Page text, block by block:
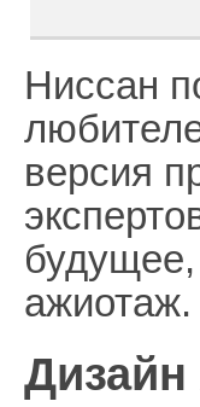
Ниссан
версия
будущее,
Дизайн